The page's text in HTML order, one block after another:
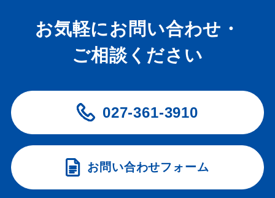
お気軽にお問い合わせ・
ご相談ください
027-361-3910
お問い合わせフォーム